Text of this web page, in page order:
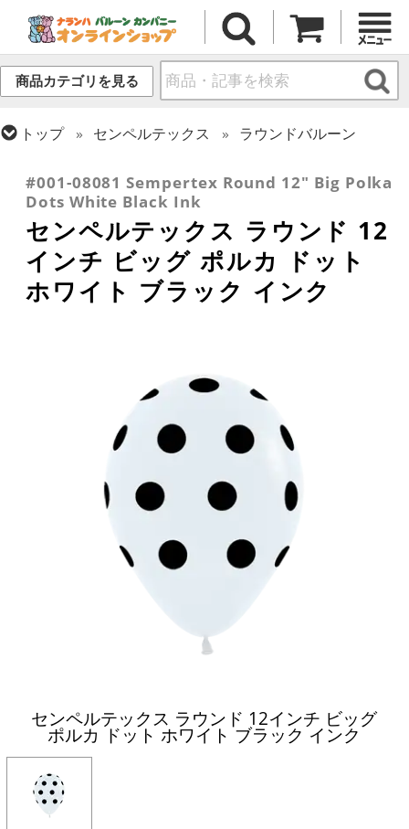
商品カテゴリを見る
トップ センペルテックス
ラウンドバルーン
#001-08081 Sempertex Round 12" Big Polka
Dots White Black Ink
センペルテックス ラウンド 12
インチ ビッグ ポルカ ドット
ホワイト ブラック インク
センペルテックス ラウンド 12インチ ビッグ
ポルカ ドット ホワイト ブラック インク